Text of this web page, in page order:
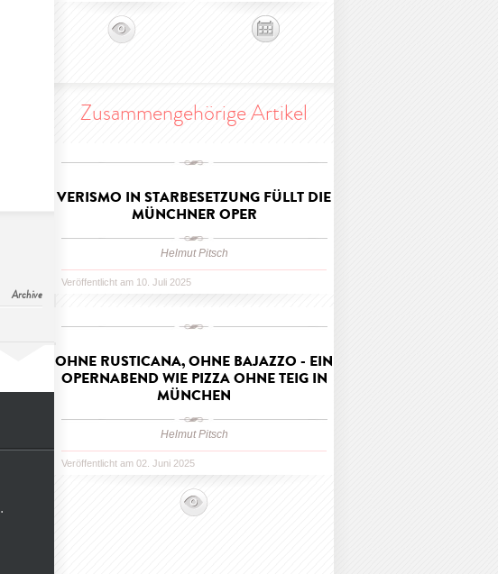
Archive
.
Zusammengehörige Artikel
VERISMO IN STARBESETZUNG FÜLLT DIE
MÜNCHNER OPER
Helmut Pitsch
Veröffentlicht am 10. Juli 2025
OHNE RUSTICANA, OHNE BAJAZZO - EIN
OPERNABEND WIE PIZZA OHNE TEIG IN
MÜNCHEN
Helmut Pitsch
Veröffentlicht am 02. Juni 2025